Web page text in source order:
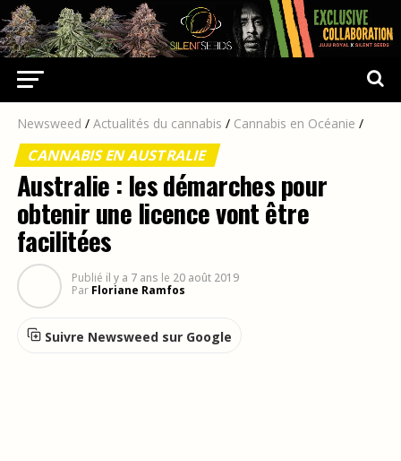
Newsweed / Actualités du cannabis / Cannabis en Océanie /
CANNABIS EN AUSTRALIE
Australie : les démarches pour
obtenir une licence vont être
facilitées
Publié il y a 7 ans le 20 août 2019
Par Floriane Ramfos
Suivre Newsweed sur Google